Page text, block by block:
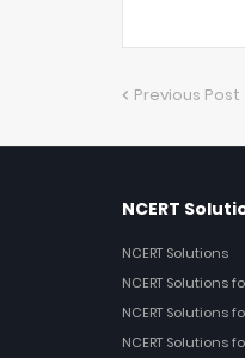
Previous Post
NCERT
NCERT Solutions
NCERT Solutions
NCERT Solutions
NCERT Solutions